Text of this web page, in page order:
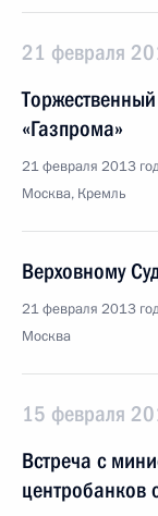
21 февраля
«Газпрома»
21 февраля 2013
Москва, Кремль
Верховному
21 февраля 2013
Москва
15 февраля
Встреча с
центробанков